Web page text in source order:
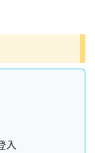
入